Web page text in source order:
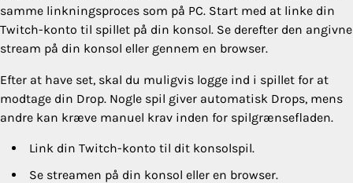
samme linkningsproces som på PC. Start med at linke din
Twitch-konto til spillet på din konsol. Se derefter den angivne
stream på din konsol eller gennem en browser.
Efter at have set, skal du muligvis logge ind i spillet for at
modtage din Drop. Nogle spil giver automatisk Drops, mens
andre kan kræve manuel krav inden for spilgrænsefladen.
Link din Twitch-konto til dit konsolspil.
Se streamen på din konsol eller en browser.